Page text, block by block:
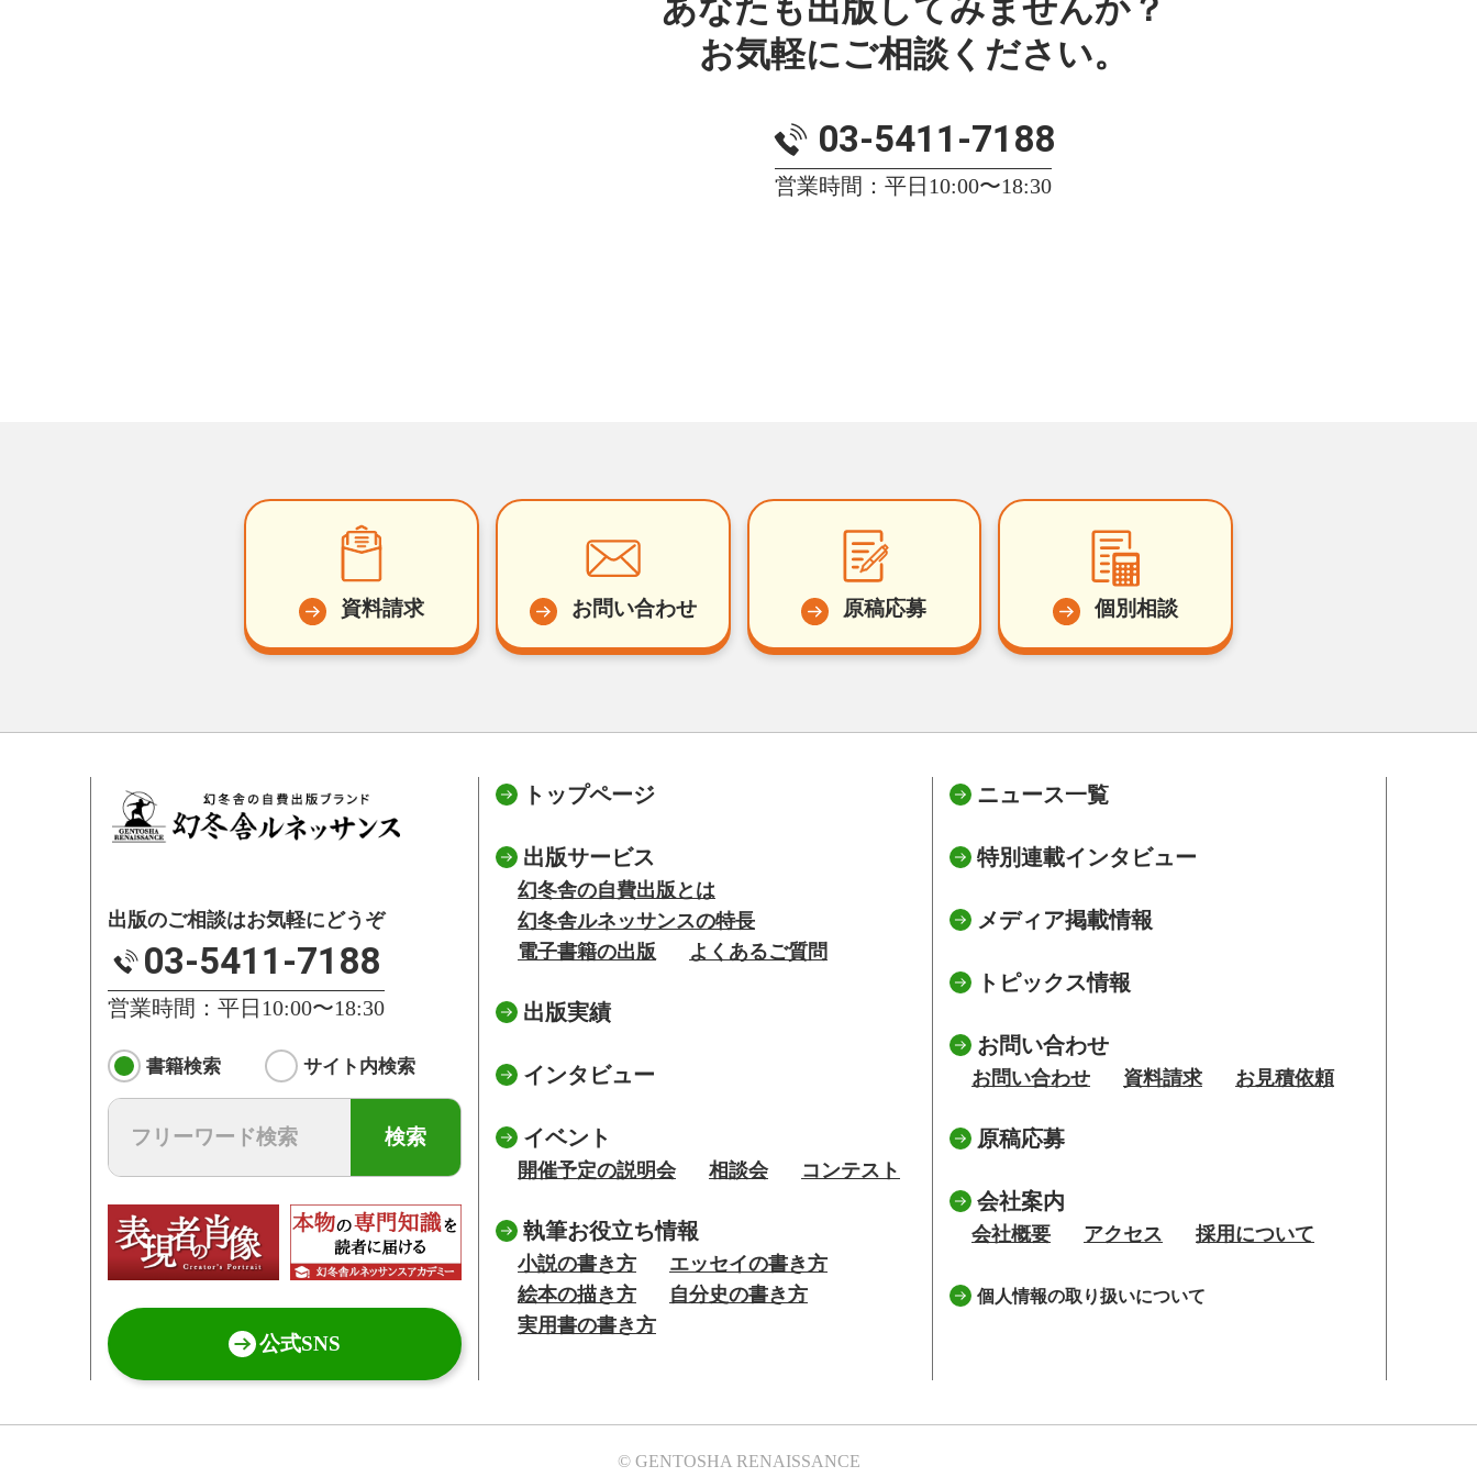
あなたも出版してみませんか？
お気軽にご相談ください。
03-5411-7188
営業時間：平日10:00〜18:30
資料請求 お問い合わせ 原稿応募 個別相談
出版のご相談はお気軽にどうぞ
03-5411-7188
営業時間：平日10:00〜18:30
書籍検索 サイト内検索
検索
公式SNS
トップページ
出版サービス
幻冬舎の自費出版とは
幻冬舎ルネッサンスの特長
電子書籍の出版
よくあるご質問
出版実績
インタビュー
イベント
開催予定の説明会 相談会 コンテスト
執筆お役立ち情報
小説の書き方
エッセイの書き方
絵本の描き方
自分史の書き方
実用書の書き方
ニュース一覧
特別連載インタビュー
メディア掲載情報
トピックス情報
お問い合わせ
お問い合わせ 資料請求 お見積依頼
原稿応募
会社案内
会社概要 アクセス 採用について
個人情報の取り扱いについて
© GENTOSHA RENAISSANCE